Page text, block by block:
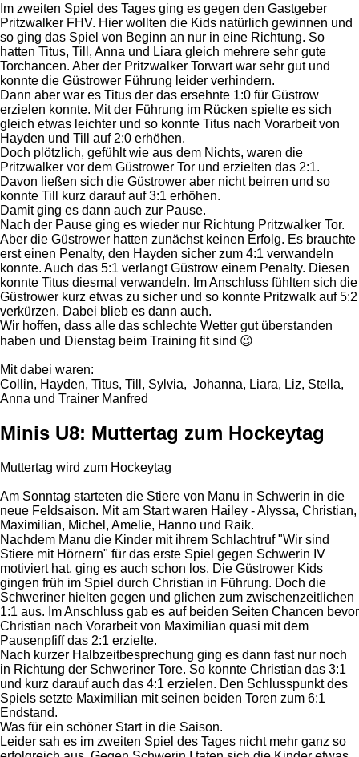
Im zweiten Spiel des Tages ging es gegen den Gastgeber
Pritzwalker FHV. Hier wollten die Kids natürlich gewinnen und
so ging das Spiel von Beginn an nur in eine Richtung. So
hatten Titus, Till, Anna und Liara gleich mehrere sehr gute
Torchancen. Aber der Pritzwalker Torwart war sehr gut und
konnte die Güstrower Führung leider verhindern.
Dann aber war es Titus der das ersehnte 1:0 für Güstrow
erzielen konnte. Mit der Führung im Rücken spielte es sich
gleich etwas leichter und so konnte Titus nach Vorarbeit von
Hayden und Till auf 2:0 erhöhen.
Doch plötzlich, gefühlt wie aus dem Nichts, waren die
Pritzwalker vor dem Güstrower Tor und erzielten das 2:1.
Davon ließen sich die Güstrower aber nicht beirren und so
konnte Till kurz darauf auf 3:1 erhöhen.
Damit ging es dann auch zur Pause.
Nach der Pause ging es wieder nur Richtung Pritzwalker Tor.
Aber die Güstrower hatten zunächst keinen Erfolg. Es brauchte
erst einen Penalty, den Hayden sicher zum 4:1 verwandeln
konnte. Auch das 5:1 verlangt Güstrow einem Penalty. Diesen
konnte Titus diesmal verwandeln. Im Anschluss fühlten sich die
Güstrower kurz etwas zu sicher und so konnte Pritzwalk auf 5:2
verkürzen. Dabei blieb es dann auch.
Wir hoffen, dass alle das schlechte Wetter gut überstanden
haben und Dienstag beim Training fit sind 😉
Mit dabei waren:
Collin, Hayden, Titus, Till, Sylvia, Johanna, Liara, Liz, Stella,
Anna und Trainer Manfred
Minis U8: Muttertag zum Hockeytag
Muttertag wird zum Hockeytag
Am Sonntag starteten die Stiere von Manu in Schwerin in die
neue Feldsaison. Mit am Start waren Hailey - Alyssa, Christian,
Maximilian, Michel, Amelie, Hanno und Raik.
Nachdem Manu die Kinder mit ihrem Schlachtruf "Wir sind
Stiere mit Hörnern" für das erste Spiel gegen Schwerin IV
motiviert hat, ging es auch schon los. Die Güstrower Kids
gingen früh im Spiel durch Christian in Führung. Doch die
Schweriner hielten gegen und glichen zum zwischenzeitlichen
1:1 aus. Im Anschluss gab es auf beiden Seiten Chancen bevor
Christian nach Vorarbeit von Maximilian quasi mit dem
Pausenpfiff das 2:1 erzielte.
Nach kurzer Halbzeitbesprechung ging es dann fast nur noch
in Richtung der Schweriner Tore. So konnte Christian das 3:1
und kurz darauf auch das 4:1 erzielen. Den Schlusspunkt des
Spiels setzte Maximilian mit seinen beiden Toren zum 6:1
Endstand.
Was für ein schöner Start in die Saison.
Leider sah es im zweiten Spiel des Tages nicht mehr ganz so